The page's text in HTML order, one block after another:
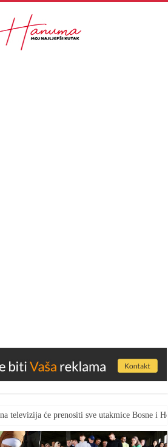
televizija će prenositi sve utakmice Bosne i